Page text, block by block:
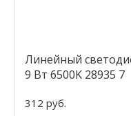
Линейный
9 Вт 6500K 28935 7
312 руб.